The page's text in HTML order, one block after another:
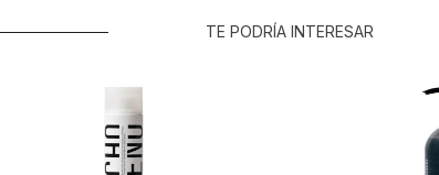
TE PODRÍA INTERESAR